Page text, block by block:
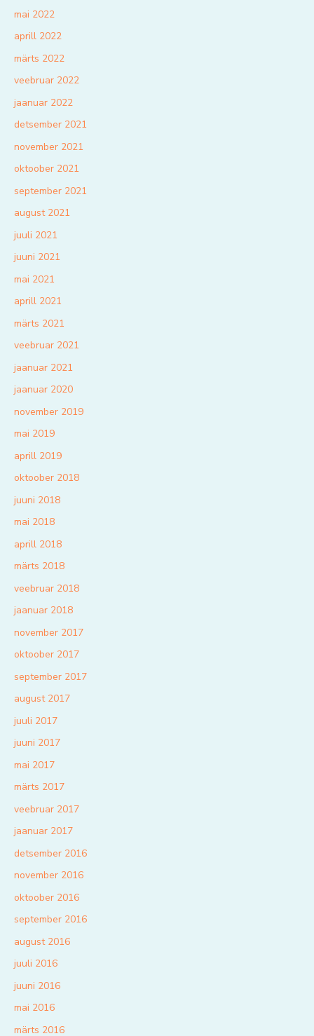
mai 2022
aprill 2022
märts 2022
veebruar 2022
jaanuar 2022
detsember 2021
november 2021
oktoober 2021
september 2021
august 2021
juuli 2021
juuni 2021
mai 2021
aprill 2021
märts 2021
veebruar 2021
jaanuar 2021
jaanuar 2020
november 2019
mai 2019
aprill 2019
oktoober 2018
juuni 2018
mai 2018
aprill 2018
märts 2018
veebruar 2018
jaanuar 2018
november 2017
oktoober 2017
september 2017
august 2017
juuli 2017
juuni 2017
mai 2017
märts 2017
veebruar 2017
jaanuar 2017
detsember 2016
november 2016
oktoober 2016
september 2016
august 2016
juuli 2016
juuni 2016
mai 2016
märts 2016